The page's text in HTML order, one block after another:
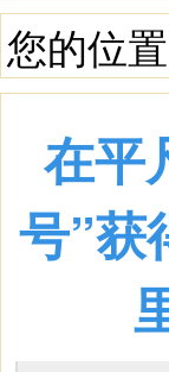
您的位置
在平
号”获